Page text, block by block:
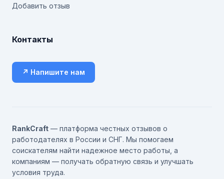
Добавить отзыв
Контакты
↗ Напишите нам
RankCraft — платформа честных отзывов о
работодателях в России и СНГ. Мы помогаем
соискателям найти надежное место работы, а
компаниям — получать обратную связь и улучшать
условия труда.